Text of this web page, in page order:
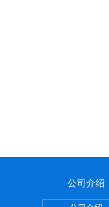
公司介绍